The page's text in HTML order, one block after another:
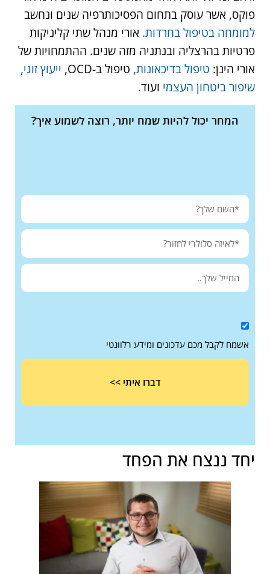
פוקס, אשר עוסק בתחום הפסיכותרפיה שנים ונחשב
למומחה בטיפול בחרדות. אורי מנהל שתי קליניקות
פרטיות בהרצליה ובנתניה מזה שנים. ההתמחויות של
אורי הינן: טיפול בדיכאונות, טיפול ב-OCD,
ייעוץ זוגי,
שיפור ביטחון העצמי ועוד.
המחר יכול להיות שמח יותר, רוצה לשמוע איך?
אשמח לקבל מכם עדכונים ומידע רלוונטי
דברו איתי >>
יחד ננצח את הפחד